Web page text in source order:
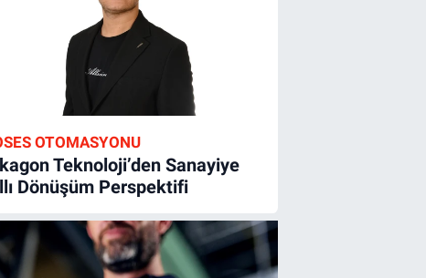
OTOMASYONU
Teknoloji’den Sanayiye
Dönüşüm Perspektifi